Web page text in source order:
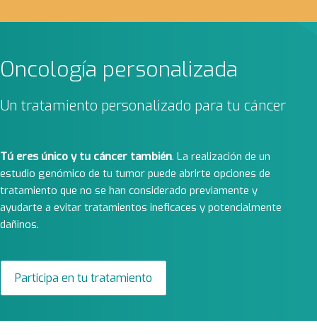
Oncología personalizada
Un tratamiento personalizado para tu cáncer
Tú eres único y tu cáncer también . La realización de un
estudio genómico de tu tumor puede abrirte opciones de
tratamiento que no se han considerado previamente y
ayudarte a evitar tratamientos ineficaces y potencialmente
dañinos.
Participa en tu tratamiento